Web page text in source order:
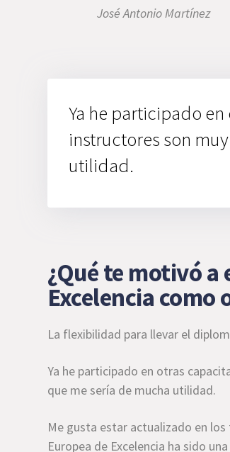
José Antonio Martínez
Ya he participado
instructores son
utilidad.
¿Qué te motivó a
Excelencia
La flexibilidad para llevar el
Ya he participado en otras
que me sería de mucha utilidad.
Me gusta estar actualizado en
Europea de Excelencia ha sido